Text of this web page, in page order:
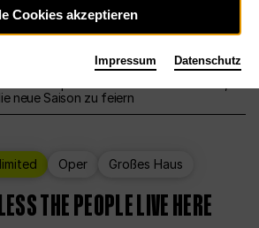
neue Saison zu feiern
Oper Großes Haus
THE PEOPLE LIVE HERE
Cookies akzeptieren
Impressum Datenschutz